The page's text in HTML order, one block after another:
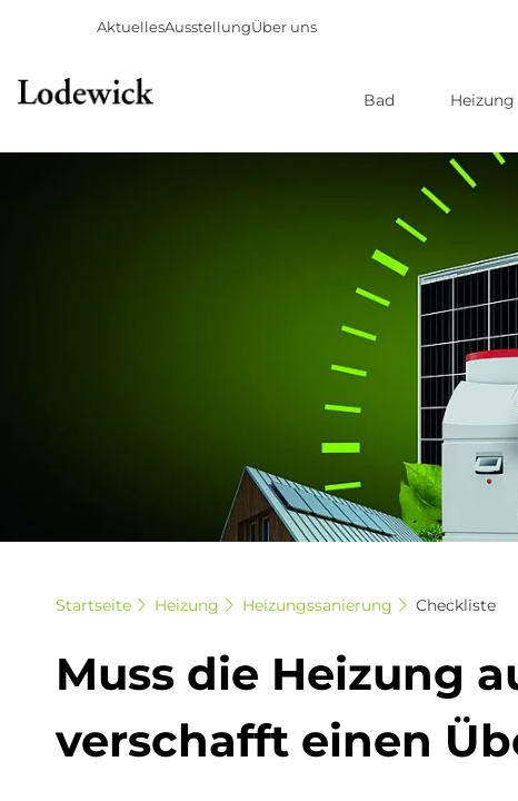
AktuellesAusstellungÜber uns
Bad Heizung
Startseite Heizung Heizungssanierung Checkliste
Muss die Hei­zung
ver­schaf­ft einen